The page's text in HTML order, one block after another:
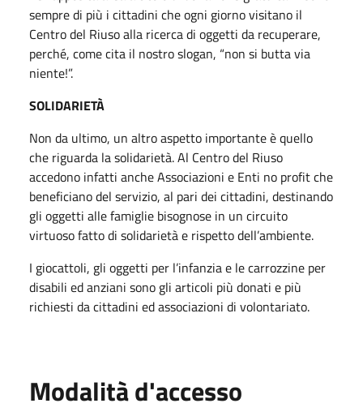
sempre di più i cittadini che ogni giorno visitano il
Centro del Riuso alla ricerca di oggetti da recuperare,
perché, come cita il nostro slogan, “non si butta via
niente!”.
SOLIDARIETÀ
Non da ultimo, un altro aspetto importante è quello
che riguarda la solidarietà. Al Centro del Riuso
accedono infatti anche Associazioni e Enti no profit che
beneficiano del servizio, al pari dei cittadini, destinando
gli oggetti alle famiglie bisognose in un circuito
virtuoso fatto di solidarietà e rispetto dell’ambiente.
I giocattoli, gli oggetti per l’infanzia e le carrozzine per
disabili ed anziani sono gli articoli più donati e più
richiesti da cittadini ed associazioni di volontariato.
Modalità d'accesso